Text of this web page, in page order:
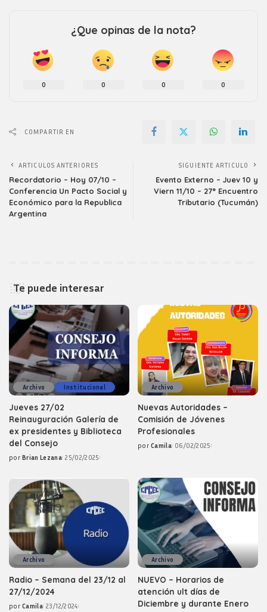
¿Que opinas de la nota?
0 0 0 0
COMPARTIR EN
ARTICULOS ANTERIORES
Recordatorio – Hoy 07/10 –
Conferencia Un Pacto Social y
Económico para la Republica
Argentina
SIGUIENTE ARTICULO
Evento Externo – Juev 10 y
Viern 11/10 – 27° Encuentro
Tributario (Tucumán)
Te puede interesar
Archivo Institucional
Jueves 27/02
Reinauguración Galería de
ex presidentes y Biblioteca
del Consejo
Posted
por Brian Lezana 25/02/2025
Archivo
Nuevas Autoridades –
Comisión de Jóvenes
Profesionales
Posted
por Camila 06/02/2025
Archivo
Radio – Semana del 23/12 al
27/12/2024
Posted
por Camila 23/12/2024
Archivo
NUEVO – Horarios de
atención ult días de
Diciembre y durante Enero